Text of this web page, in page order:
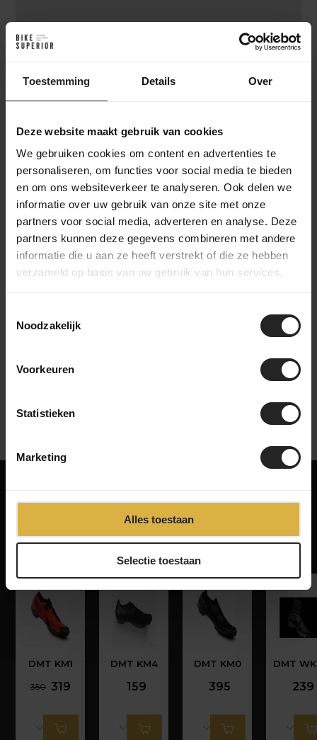
Toestemming Details Over
Deze website maakt gebruik van cookies
We gebruiken cookies om content en advertenties te
personaliseren, om functies voor social media te bieden
en om ons websiteverkeer te analyseren. Ook delen we
informatie over uw gebruik van onze site met onze
partners voor social media, adverteren en analyse. Deze
partners kunnen deze gegevens combineren met andere
informatie die u aan ze heeft verstrekt of die ze hebben
verzameld op basis van uw gebruik van hun services.
Noodzakelijk
Voorkeuren
Statistieken
Marketing
Alles toestaan
Selectie toestaan
‹ ›
Na je bestelling verzamelt ons magazijnteam alle benodigde
onderdelen en bereidt ze voor op de werkplaats. In de
werkplaats wordt de fiets volledig opgebouwd en uitgebreid
getest. Daarna gaat de fiets naar het inpakstation in het
magazijn, waar hij zorgvuldig wordt ingepakt. Accessoires
worden toegevoegd aan de doos, waarna de fiets verzonden
wordt naar een bestemming in Nederland of wereldwijd. Zo
zorgen we ervoor dat je fiets veilig en compleet aankomt.
Gerelateerde producten
DMT KM1
350 319
DMT KM4
159
DMT KM0
395
DMT
239